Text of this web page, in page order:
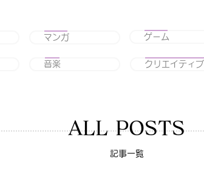
ゲーム
マンガ
音楽 クリエイティブ
ALL POSTS
記事一覧